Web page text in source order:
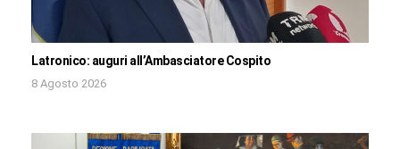
Latronico: auguri all’Ambasciatore Cospito
8 Agosto 2026